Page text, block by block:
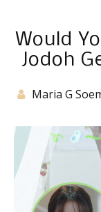
Would
Jodoh
Maria G